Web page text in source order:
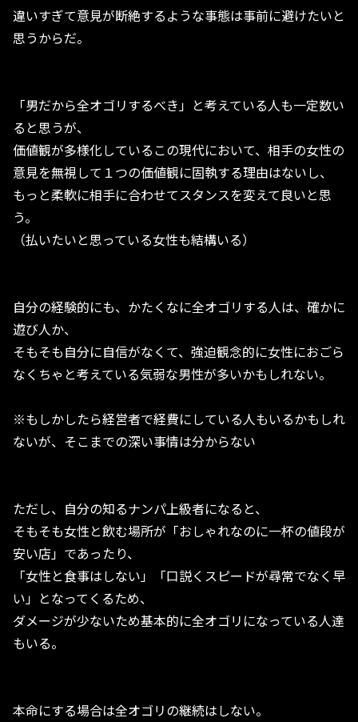
違いすぎて意見が断絶するような事態は事前に避けたいと
思うからだ。
「男だから全オゴリするべき」と考えている人も一定数い
ると思うが、
価値観が多様化しているこの現代において、相手の女性の
意見を無視して１つの価値観に固執する理由はないし、
もっと柔軟に相手に合わせてスタンスを変えて良いと思
う。
（払いたいと思っている女性も結構いる）
自分の経験的にも、かたくなに全オゴリする人は、確かに
遊び人か、
そもそも自分に自信がなくて、強迫観念的に女性におごら
なくちゃと考えている気弱な男性が多いかもしれない。
※もしかしたら経営者で経費にしている人もいるかもしれ
ないが、そこまでの深い事情は分からない
ただし、自分の知るナンパ上級者になると、
そもそも女性と飲む場所が「おしゃれなのに一杯の値段が
安い店」であったり、
「女性と食事はしない」「口説くスピードが尋常でなく早
い」となってくるため、
ダメージが少ないため基本的に全オゴリになっている人達
もいる。
本命にする場合は全オゴリの継続はしない。